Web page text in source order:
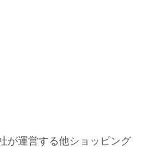
が運営する他ショッピング